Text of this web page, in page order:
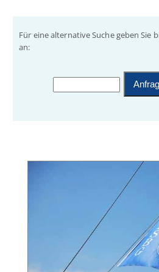
Für eine alternative Suche geben Sie
an: